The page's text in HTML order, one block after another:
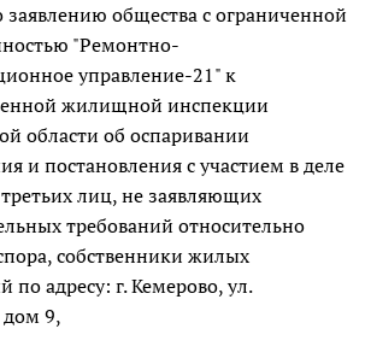
заявлению общества с ограниченной
"Ремонтно-
управление-21" к
жилищной инспекции
области об оспаривании
и постановления с участием в деле
третьих лиц, не заявляющих
требований относительно
собственники жилых
адресу: г. Кемерово, ул.
9,